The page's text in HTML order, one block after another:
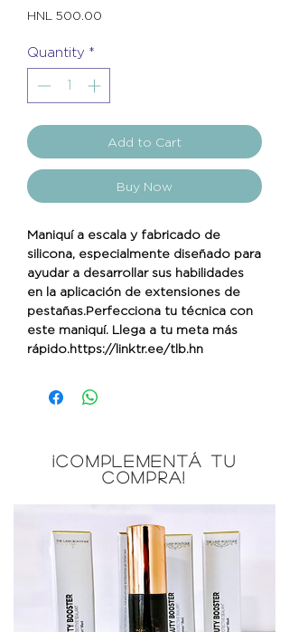
HNL 500.00
Quantity *
Add to Cart
Buy Now
Maniquí a escala y fabricado de
silicona, especialmente diseñado para
ayudar a desarrollar sus habilidades
en la aplicación de extensiones de
pestañas.Perfecciona tu técnica con
este maniquí. Llega a tu meta más
rápido.https://linktr.ee/tlb.hn
¡COMPLEMENTÁ TU
COMPRA!